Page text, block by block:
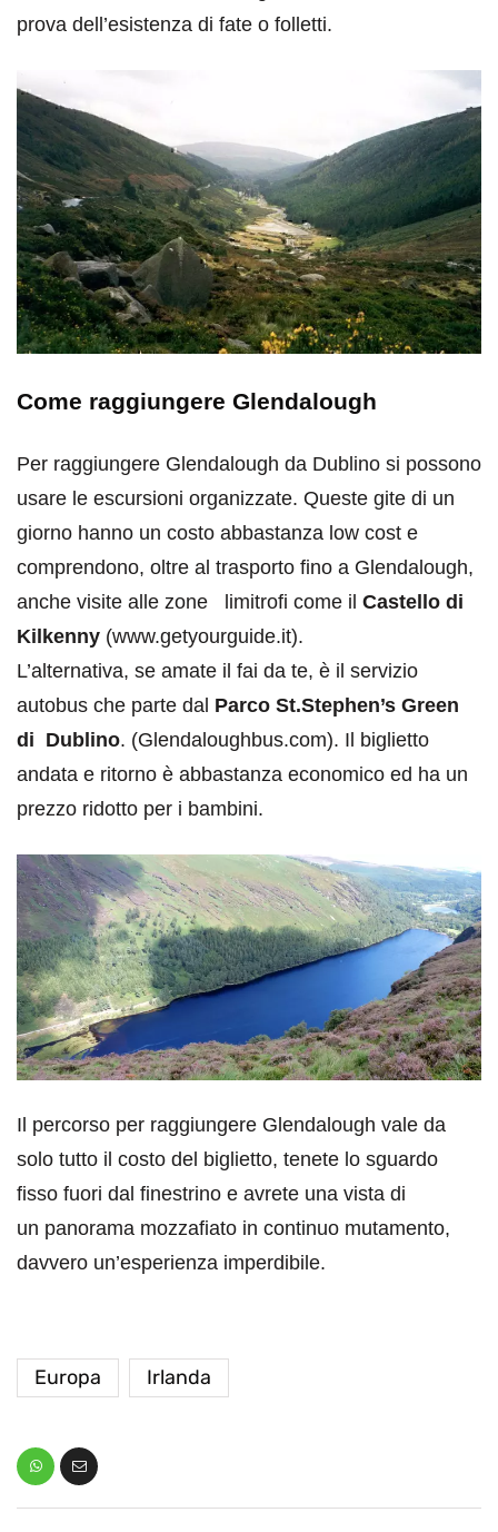
prova dell’esistenza di fate o folletti.
Come raggiungere Glendalough
Per raggiungere Glendalough da Dublino si possono
usare le escursioni organizzate. Queste gite di un
giorno hanno un costo abbastanza low cost e
comprendono, oltre al trasporto fino a Glendalough,
anche visite alle zone limitrofi come il Castello di
Kilkenny (www.getyourguide.it).
L’alternativa, se amate il fai da te, è il servizio
autobus che parte dal Parco St.Stephen’s Green
di Dublino. (Glendaloughbus.com). Il biglietto
andata e ritorno è abbastanza economico ed ha un
prezzo ridotto per i bambini.
Il percorso per raggiungere Glendalough vale da
solo tutto il costo del biglietto, tenete lo sguardo
fisso fuori dal finestrino e avrete una vista di
un panorama mozzafiato in continuo mutamento,
davvero un’esperienza imperdibile.
Europa Irlanda